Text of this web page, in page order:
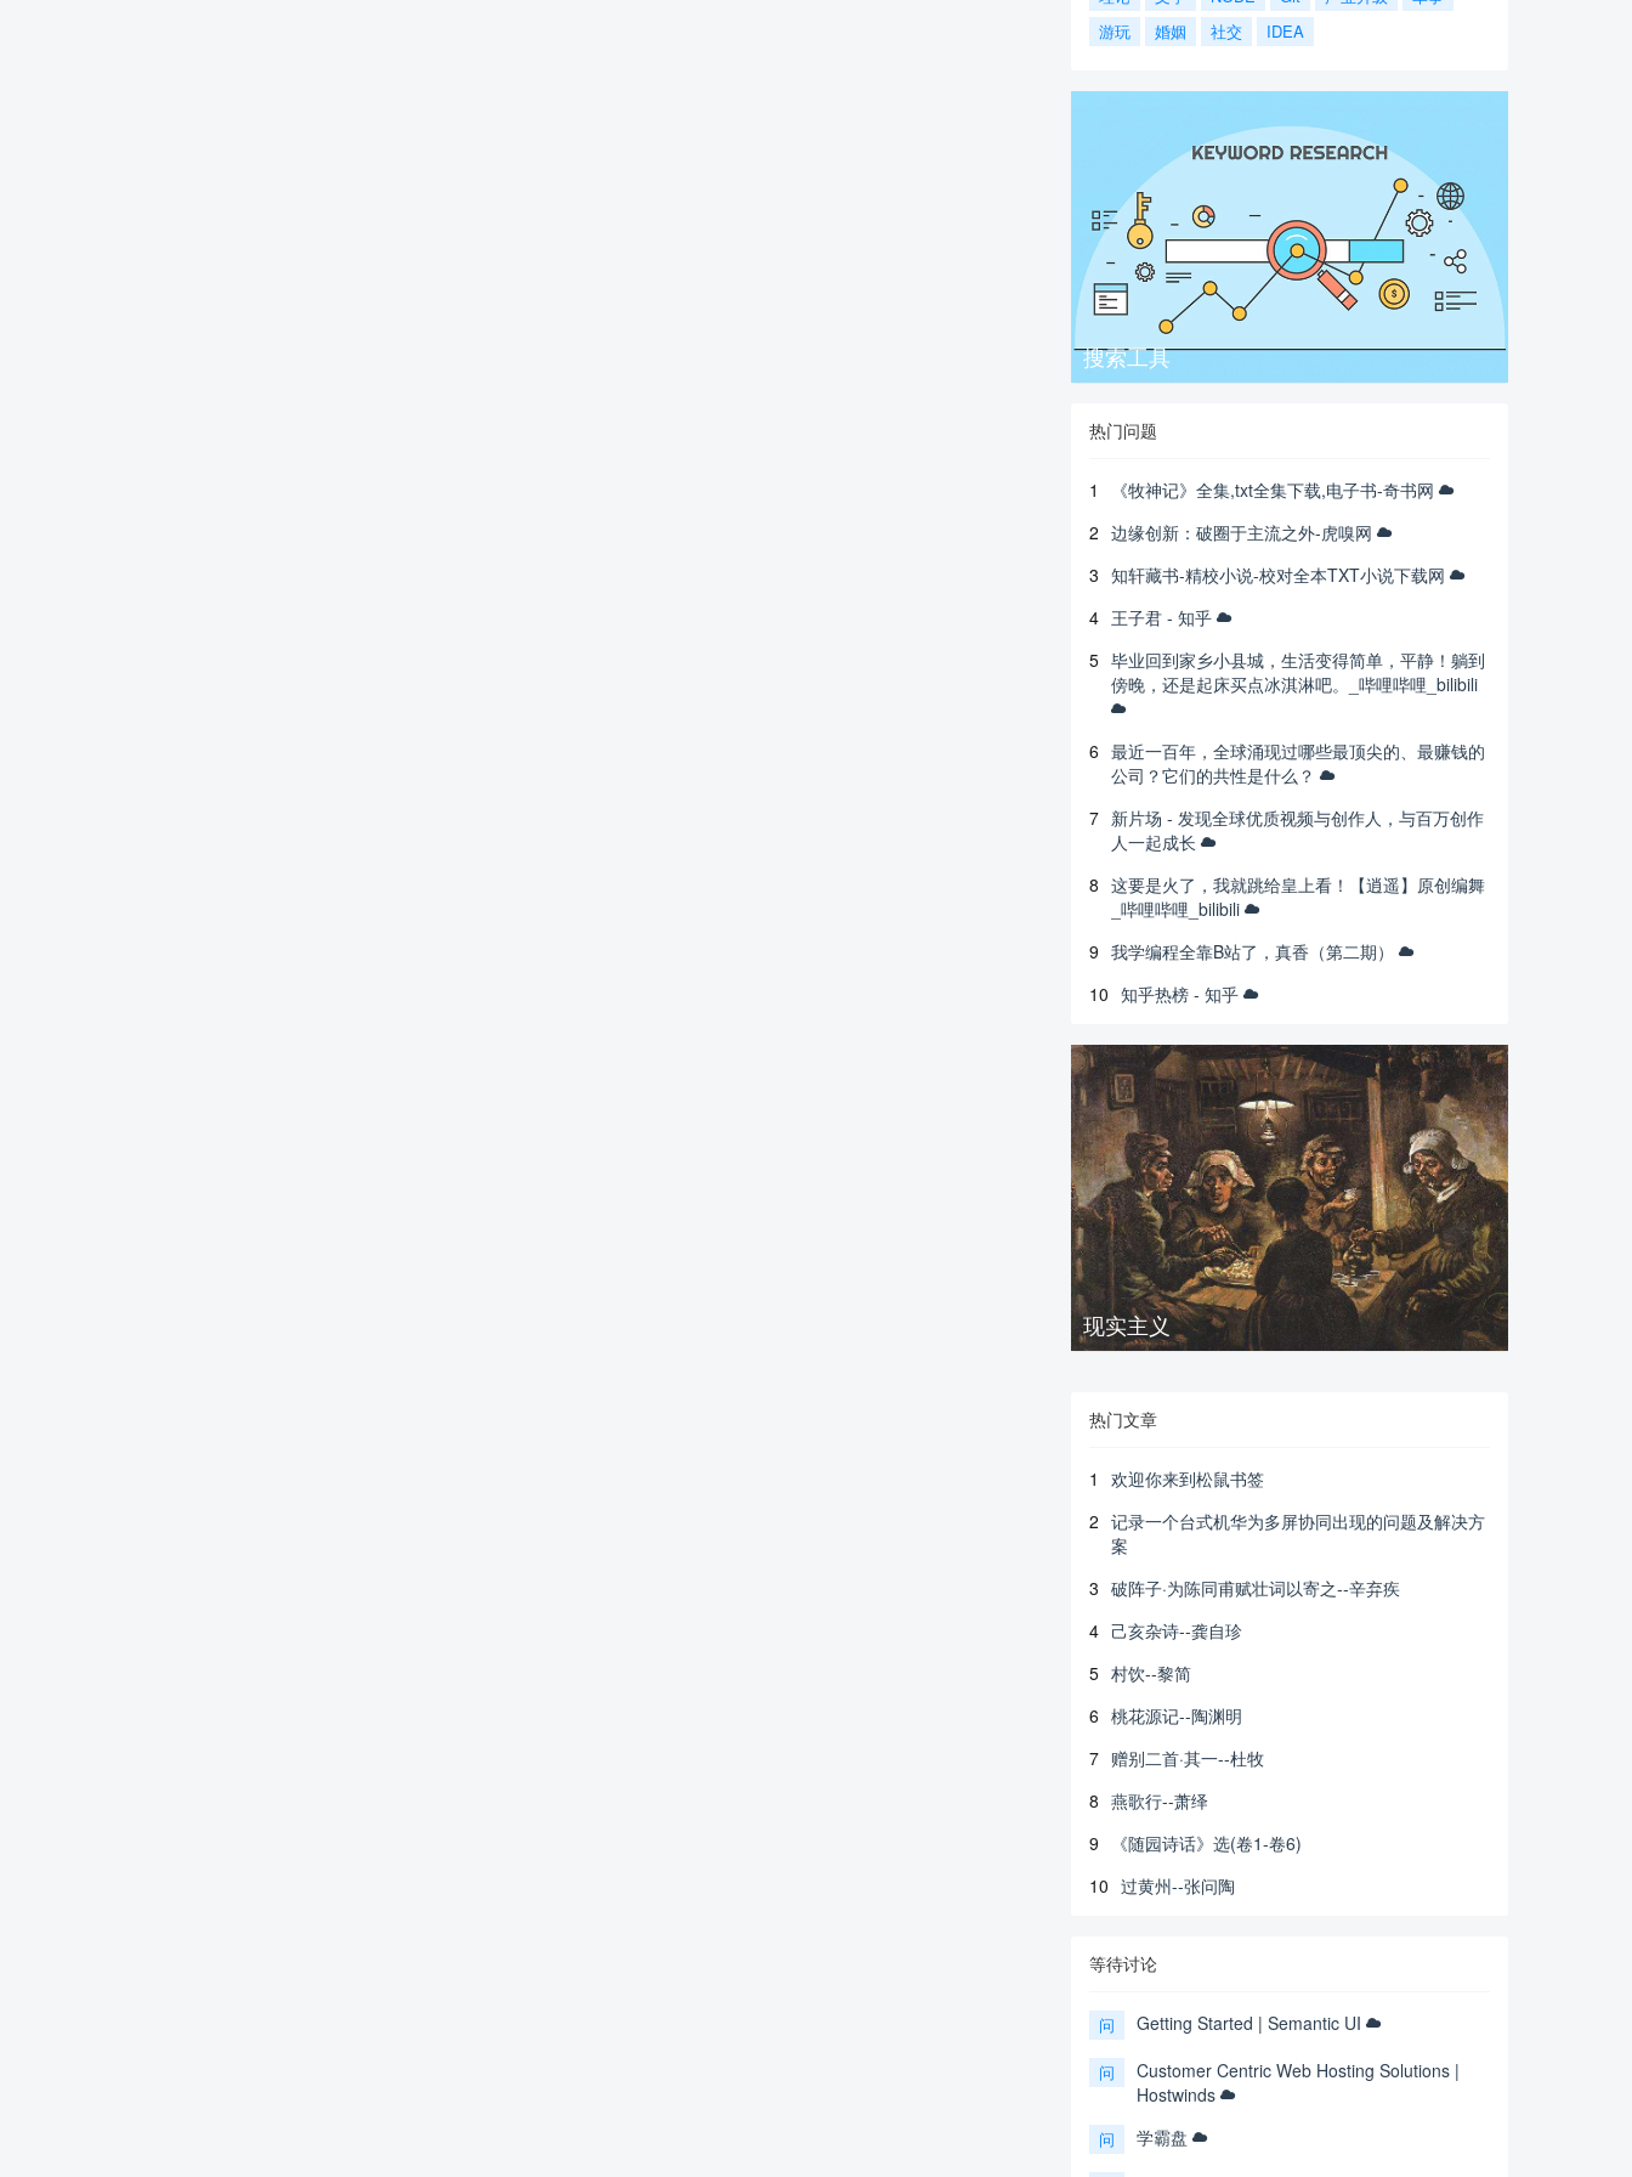
游玩
婚姻 社交 IDEA
搜索工具
热门问题
1
《牧神记》全集,txt全集下载,电子书-奇书网
2 边缘创新：破圈于主流之外-虎嗅网
3 知轩藏书-精校小说-校对全本TXT小说下载网
4 王子君 - 知乎
5 毕业回到家乡小县城，生活变得简单，平静！躺到
傍晚，还是起床买点冰淇淋吧。_哔哩哔哩_bilibili
6 最近一百年，全球涌现过哪些最顶尖的、最赚钱的
公司？它们的共性是什么？
7 新片场 - 发现全球优质视频与创作人，与百万创作
人一起成长
8 这要是火了，我就跳给皇上看！【逍遥】原创编舞
_哔哩哔哩_bilibili
9 我学编程全靠B站了，真香（第二期）
10 知乎热榜 - 知乎
现实主义
热门文章
1
欢迎你来到松鼠书签
2 记录一个台式机华为多屏协同出现的问题及解决方
案
3 破阵子·为陈同甫赋壮词以寄之--辛弃疾
4 己亥杂诗--龚自珍
5 村饮--黎简
6 桃花源记--陶渊明
7 赠别二首·其一--杜牧
8 燕歌行--萧绎
9
《随园诗话》选(卷1-卷6)
10 过黄州--张问陶
等待讨论
问 Getting Started | Semantic UI
问
Customer Centric Web Hosting Solutions |
Hostwinds
问 学霸盘